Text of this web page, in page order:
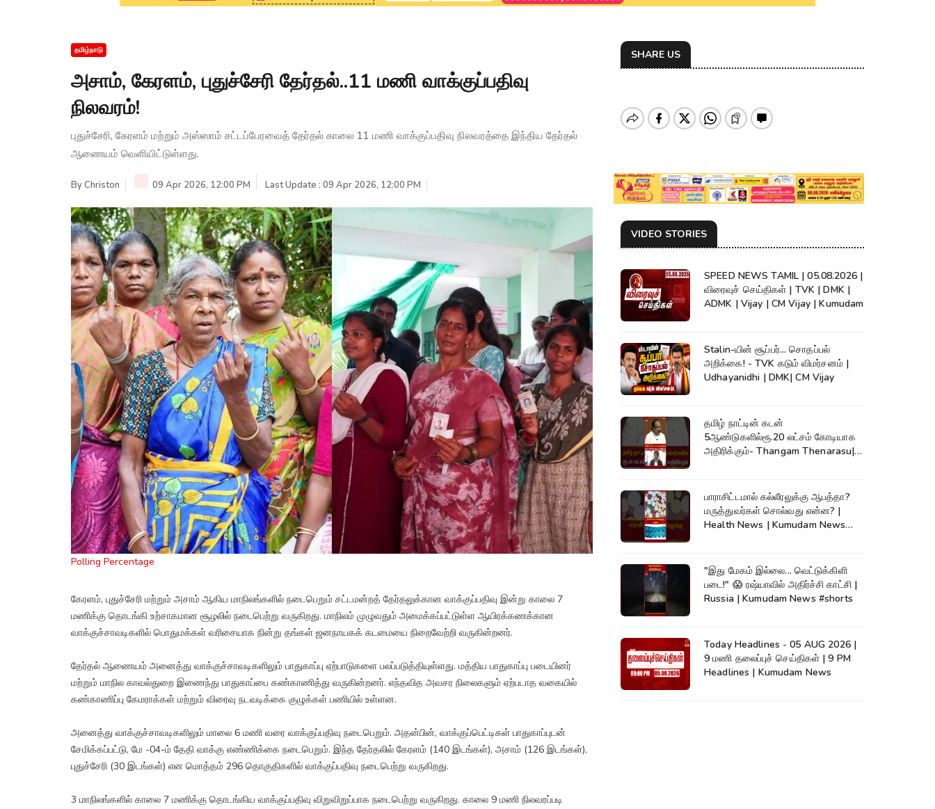
தமிழ்நாடு
அசாம், கேரளம், புதுச்சேரி தேர்தல்..11 மணி வாக்குப்பதிவு
நிலவரம்!
புதுச்சேரி, கேரளம் மற்றும் அஸ்ஸாம் சட்டப்பேரவைத் தேர்தல் காலை 11 மணி வாக்குப்பதிவு நிலவரத்தை இந்திய தேர்தல்
ஆணையம் வெளியிட்டுள்ளது.
ByChriston 09 Apr 2026, 12:00 PM Last Update : 09 Apr 2026, 12:00 PM
Polling Percentage
கேரளம், புதுச்சேரி மற்றும் அசாம் ஆகிய மாநிலங்களில் நடைபெறும் சட்டமன்றத் தேர்தலுக்கான வாக்குப்பதிவு இன்று காலை 7
மணிக்கு தொடங்கி உற்சாகமான சூழலில் நடைபெற்று வருகிறது. மாநிலம் முழுவதும் அமைக்கப்பட்டுள்ள ஆயிரக்கணக்கான
வாக்குச்சாவடிகளில் பொதுமக்கள் வரிசையாக நின்று தங்கள் ஜனநாயகக் கடமையை நிறைவேற்றி வருகின்றனர்.
தேர்தல் ஆணையம் அனைத்து வாக்குச்சாவடிகளிலும் பாதுகாப்பு ஏற்பாடுகளை பலப்படுத்தியுள்ளது. மத்திய பாதுகாப்பு படையினர்
மற்றும் மாநில காவல்துறை இணைந்து பாதுகாப்பை கண்காணித்து வருகின்றனர். எந்தவித அவசர நிலைகளும் ஏற்படாத வகையில்
கண்காணிப்பு கேமராக்கள் மற்றும் விரைவு நடவடிக்கை குழுக்கள் பணியில் உள்ளன.
அனைத்து வாக்குச்சாவடிகளிலும் மாலை 6 மணி வரை வாக்குப்பதிவு நடைபெறும். அதன்பின், வாக்குப்பெட்டிகள் பாதுகாப்புடன்
சேமிக்கப்பட்டு, மே -04-ம் தேதி வாக்கு எண்ணிக்கை நடைபெறும். இந்த தேர்தலில் கேரளம் (140 இடங்கள்), அசாம் (126 இடங்கள்),
புதுச்சேரி (30 இடங்கள்) என மொத்தம் 296 தொகுதிகளில் வாக்குப்பதிவு நடைபெற்று வருகிறது.
3 மாநிலங்களில் காலை 7 மணிக்கு தொடங்கிய வாக்குப்பதிவு விறுவிறுப்பாக நடைபெற்று வருகிறது. காலை 9 மணி நிலவரப்படி
SHARE US
VIDEO STORIES
SPEED NEWS TAMIL | 05.08.2026 |
விரைவுச் செய்திகள் | TVK | DMK |
ADMK | Vijay | CM Vijay | Kumudam
Stalin-யின் சூப்பர்... சொதப்பல்
அறிக்கை! - TVK கடும் விமர்சனம் |
Udhayanidhi | DMK| CM Vijay
தமிழ் நாட்டின் கடன்
5ஆண்டுகளில்ரூ.20 லட்சம் கோடியாக
அதிரிக்கும்- Thangam Thenarasu|
பாராசிட்டமால் கல்லீரலுக்கு ஆபத்தா?
மருத்துவர்கள் சொல்வது என்ன? |
Health News | Kumudam News
"இது மேகம் இல்லை... வெட்டுக்கிளி
படை!" 😱 ரஷ்யாவில் அதிர்ச்சி காட்சி |
Russia | Kumudam News #shorts
Today Headlines - 05 AUG 2026 |
9 மணி தலைப்புச் செய்திகள் | 9 PM
Headlines | Kumudam News